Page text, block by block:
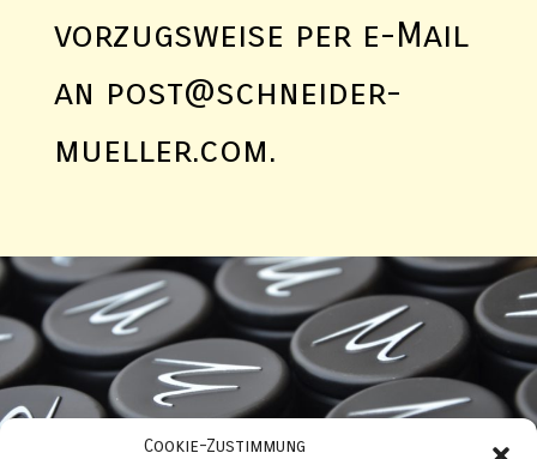
Cookie-Zustimmung
vorzugsweise per e-Mail
an post@schneider-
mueller.com.